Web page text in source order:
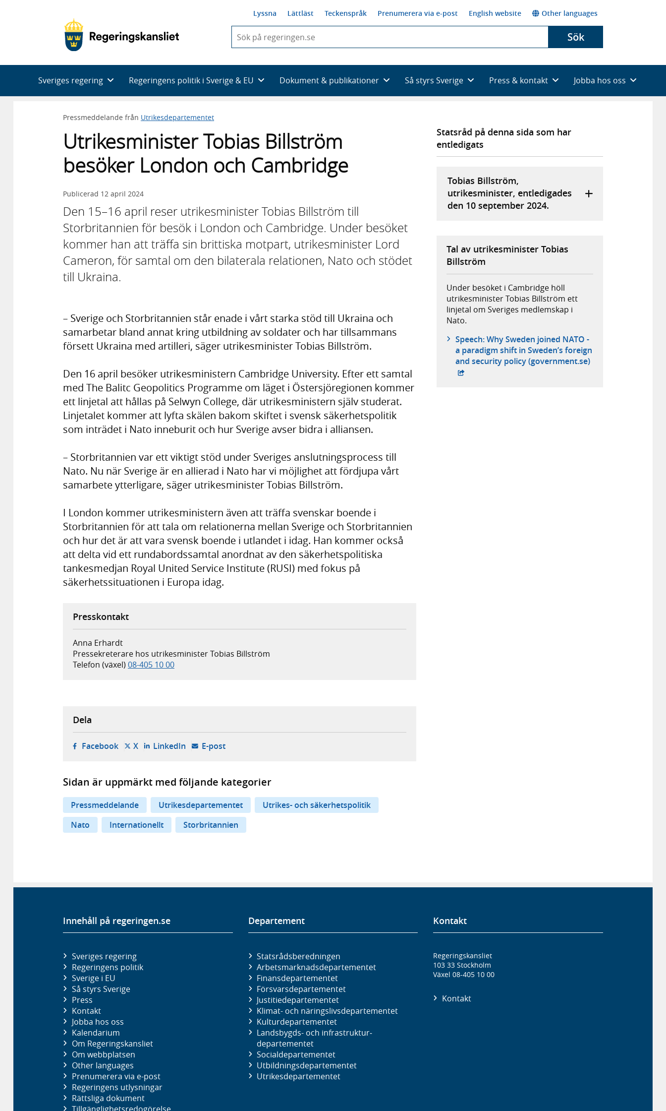
Lyssna Lättläst Teckenspråk Prenumerera via e-post English website Other languages
du
skriva
framträder
en
Sök
Sveriges regering Regeringens politik i Sverige & EU Dokument & publikationer Så styrs Sverige Press & kontakt Jobba hos oss
Pressmeddelande från Utrikesdepartementet
Utrikesminister Tobias Billström
besöker London och Cambridge
Publicerad 12 april 2024
Den 15–16 april reser utrikesminister Tobias Billström till
Storbritannien för besök i London och Cambridge. Under besöket
kommer han att träffa sin brittiska motpart, utrikesminister Lord
Cameron, för samtal om den bilaterala relationen, Nato och stödet
till Ukraina.
– Sverige och Storbritannien står enade i vårt starka stöd till Ukraina och
samarbetar bland annat kring utbildning av soldater och har tillsammans
försett Ukraina med artilleri, säger utrikesminister Tobias Billström.
Den 16 april besöker utrikesministern Cambridge University. Efter ett samtal
med The Balitc Geopolitics Programme om läget i Östersjöregionen kommer
ett linjetal att hållas på Selwyn College, där utrikesministern själv studerat.
Linjetalet kommer att lyfta skälen bakom skiftet i svensk säkerhetspolitik
som inträdet i Nato inneburit och hur Sverige avser bidra i alliansen.
– Storbritannien var ett viktigt stöd under Sveriges anslutningsprocess till
Nato. Nu när Sverige är en allierad i Nato har vi möjlighet att fördjupa vårt
samarbete ytterligare, säger utrikesminister Tobias Billström.
I London kommer utrikesministern även att träffa svenskar boende i
Storbritannien för att tala om relationerna mellan Sverige och Storbritannien
och hur det är att vara svensk boende i utlandet i idag. Han kommer också
att delta vid ett rundabordssamtal anordnat av den säkerhetspolitiska
tankesmedjan Royal United Service Institute (RUSI) med fokus på
säkerhetssituationen i Europa idag.
Presskontakt
Anna Erhardt
Pressekreterare hos utrikesminister Tobias Billström
Telefon (växel) 08-405 10 00
Statsråd på denna sida som har
entledigats
Tobias Billström,
utrikesminister, entledigades
den 10 september 2024.
Tal av utrikesminister Tobias
Billström
Under besöket i Cambridge höll
utrikesminister Tobias Billström ett
linjetal om Sveriges medlemskap i
Nato.
Speech: Why Sweden joined NATO -
a paradigm shift in Sweden’s foreign
and security policy (government.se)- extern webbplats,
Dela
Facebook- öppnas i ny flik, extern webbplats,
X- öppnas i ny flik, extern webbplats,
LinkedIn- öppnas i ny flik, extern webbplats,
E-post- öppnar din e-postklient,
Sidan är uppmärkt med följande kategorier
Pressmeddelande Utrikesdepartementet
Utrikes- och säkerhetspolitik
Nato
Internationellt Storbritannien
Innehåll på regeringen.se
Sveriges regering
Regeringens politik
Sverige i EU
Så styrs Sverige
Press
Kontakt
Jobba hos oss
Kalendarium
Om Regeringskansliet
Om webbplatsen
Other languages
Prenumerera via e-post
Regeringens utlysningar
Rättsliga dokument
Departement
Statsrådsberedningen
Arbetsmarknads­departementet
Finans­departementet
Försvars­departementet
Justitie­departementet
Klimat- och näringslivs­departementet
Kultur­departementet
Landsbygds- och infrastruktur­
departementet
Social­departementet
Utbildnings­departementet
Utrikes­departementet
Kontakt
Regeringskansliet
103 33 Stockholm
Växel 08-405 10 00
Kontakt